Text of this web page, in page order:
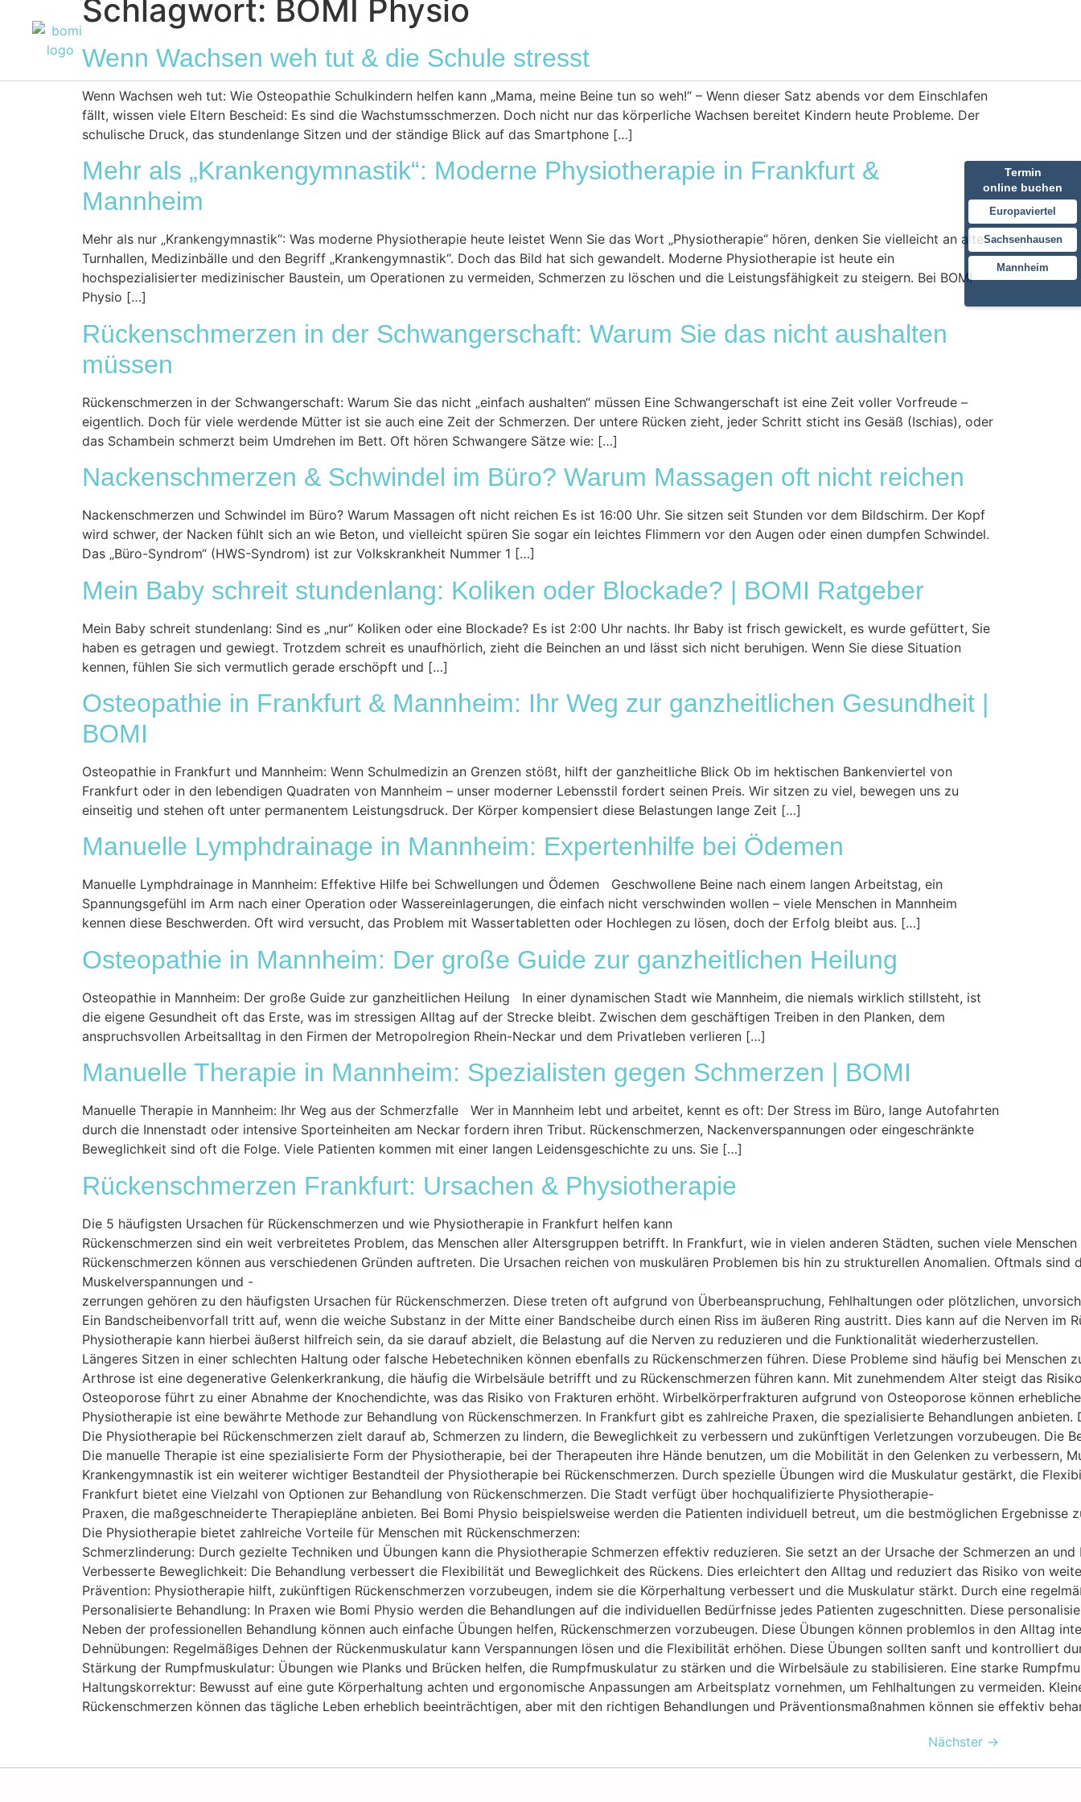
Termin
online buchen
Europaviertel
Sachsenhausen
Mannheim
Schlagwort: BOMI Physio
Wenn Wachsen weh tut & die Schule stresst
Wenn Wachsen weh tut: Wie Osteopathie Schulkindern helfen kann „Mama, meine Beine tun so weh!“ – Wenn dieser Satz abends vor dem Einschlafen
fällt, wissen viele Eltern Bescheid: Es sind die Wachstumsschmerzen. Doch nicht nur das körperliche Wachsen bereitet Kindern heute Probleme. Der
schulische Druck, das stundenlange Sitzen und der ständige Blick auf das Smartphone […]
Mehr als „Krankengymnastik“: Moderne Physiotherapie in Frankfurt &
Mannheim
Mehr als nur „Krankengymnastik“: Was moderne Physiotherapie heute leistet Wenn Sie das Wort „Physiotherapie“ hören, denken Sie vielleicht an alte
Turnhallen, Medizinbälle und den Begriff „Krankengymnastik“. Doch das Bild hat sich gewandelt. Moderne Physiotherapie ist heute ein
hochspezialisierter medizinischer Baustein, um Operationen zu vermeiden, Schmerzen zu löschen und die Leistungsfähigkeit zu steigern. Bei BOMI
Physio […]
Rückenschmerzen in der Schwangerschaft: Warum Sie das nicht aushalten
müssen
Rückenschmerzen in der Schwangerschaft: Warum Sie das nicht „einfach aushalten“ müssen Eine Schwangerschaft ist eine Zeit voller Vorfreude –
eigentlich. Doch für viele werdende Mütter ist sie auch eine Zeit der Schmerzen. Der untere Rücken zieht, jeder Schritt sticht ins Gesäß (Ischias), oder
das Schambein schmerzt beim Umdrehen im Bett. Oft hören Schwangere Sätze wie: […]
Nackenschmerzen & Schwindel im Büro? Warum Massagen oft nicht reichen
Nackenschmerzen und Schwindel im Büro? Warum Massagen oft nicht reichen Es ist 16:00 Uhr. Sie sitzen seit Stunden vor dem Bildschirm. Der Kopf
wird schwer, der Nacken fühlt sich an wie Beton, und vielleicht spüren Sie sogar ein leichtes Flimmern vor den Augen oder einen dumpfen Schwindel.
Das „Büro-Syndrom“ (HWS-Syndrom) ist zur Volkskrankheit Nummer 1 […]
Mein Baby schreit stundenlang: Koliken oder Blockade? | BOMI Ratgeber
Mein Baby schreit stundenlang: Sind es „nur“ Koliken oder eine Blockade? Es ist 2:00 Uhr nachts. Ihr Baby ist frisch gewickelt, es wurde gefüttert, Sie
haben es getragen und gewiegt. Trotzdem schreit es unaufhörlich, zieht die Beinchen an und lässt sich nicht beruhigen. Wenn Sie diese Situation
kennen, fühlen Sie sich vermutlich gerade erschöpft und […]
Osteopathie in Frankfurt & Mannheim: Ihr Weg zur ganzheitlichen Gesundheit |
BOMI
Osteopathie in Frankfurt und Mannheim: Wenn Schulmedizin an Grenzen stößt, hilft der ganzheitliche Blick Ob im hektischen Bankenviertel von
Frankfurt oder in den lebendigen Quadraten von Mannheim – unser moderner Lebensstil fordert seinen Preis. Wir sitzen zu viel, bewegen uns zu
einseitig und stehen oft unter permanentem Leistungsdruck. Der Körper kompensiert diese Belastungen lange Zeit […]
Manuelle Lymphdrainage in Mannheim: Expertenhilfe bei Ödemen
Manuelle Lymphdrainage in Mannheim: Effektive Hilfe bei Schwellungen und Ödemen Geschwollene Beine nach einem langen Arbeitstag, ein
Spannungsgefühl im Arm nach einer Operation oder Wassereinlagerungen, die einfach nicht verschwinden wollen – viele Menschen in Mannheim
kennen diese Beschwerden. Oft wird versucht, das Problem mit Wassertabletten oder Hochlegen zu lösen, doch der Erfolg bleibt aus. […]
Osteopathie in Mannheim: Der große Guide zur ganzheitlichen Heilung
Osteopathie in Mannheim: Der große Guide zur ganzheitlichen Heilung In einer dynamischen Stadt wie Mannheim, die niemals wirklich stillsteht, ist
die eigene Gesundheit oft das Erste, was im stressigen Alltag auf der Strecke bleibt. Zwischen dem geschäftigen Treiben in den Planken, dem
anspruchsvollen Arbeitsalltag in den Firmen der Metropolregion Rhein-Neckar und dem Privatleben verlieren […]
Manuelle Therapie in Mannheim: Spezialisten gegen Schmerzen | BOMI
Manuelle Therapie in Mannheim: Ihr Weg aus der Schmerzfalle Wer in Mannheim lebt und arbeitet, kennt es oft: Der Stress im Büro, lange Autofahrten
durch die Innenstadt oder intensive Sporteinheiten am Neckar fordern ihren Tribut. Rückenschmerzen, Nackenverspannungen oder eingeschränkte
Beweglichkeit sind oft die Folge. Viele Patienten kommen mit einer langen Leidensgeschichte zu uns. Sie […]
Rückenschmerzen Frankfurt: Ursachen & Physiotherapie
Die 5 häufigsten Ursachen für Rückenschmerzen und wie Physiotherapie in Frankfurt helfen kann
Rückenschmerzen sind ein weit verbreitetes Problem, das Menschen aller Altersgruppen betrifft. In Frankfurt, wie in vielen anderen Städten, suchen viele
Rückenschmerzen können aus verschiedenen Gründen auftreten. Die Ursachen reichen von muskulären Problemen bis hin zu strukturellen Anomalien. Oftmals
Muskelverspannungen und -
zerrungen gehören zu den häufigsten Ursachen für Rückenschmerzen. Diese treten oft aufgrund von Überbeanspruchung, Fehlhaltungen oder plötzlichen,
Ein Bandscheibenvorfall tritt auf, wenn die weiche Substanz in der Mitte einer Bandscheibe durch einen Riss im äußeren Ring austritt. Dies kann auf die Nerven
Physiotherapie kann hierbei äußerst hilfreich sein, da sie darauf abzielt, die Belastung auf die Nerven zu reduzieren und die Funktionalität wiederherzustellen.
Längeres Sitzen in einer schlechten Haltung oder falsche Hebetechniken können ebenfalls zu Rückenschmerzen führen. Diese Probleme sind häufig bei
Arthrose ist eine degenerative Gelenkerkrankung, die häufig die Wirbelsäule betrifft und zu Rückenschmerzen führen kann. Mit zunehmendem Alter steigt das
Osteoporose führt zu einer Abnahme der Knochendichte, was das Risiko von Frakturen erhöht. Wirbelkörperfrakturen aufgrund von Osteoporose können
Physiotherapie ist eine bewährte Methode zur Behandlung von Rückenschmerzen. In Frankfurt gibt es zahlreiche Praxen, die spezialisierte Behandlungen
Die Physiotherapie bei Rückenschmerzen zielt darauf ab, Schmerzen zu lindern, die Beweglichkeit zu verbessern und zukünftigen Verletzungen vorzubeugen.
Die manuelle Therapie ist eine spezialisierte Form der Physiotherapie, bei der Therapeuten ihre Hände benutzen, um die Mobilität in den Gelenken zu
Krankengymnastik ist ein weiterer wichtiger Bestandteil der Physiotherapie bei Rückenschmerzen. Durch spezielle Übungen wird die Muskulatur gestärkt, die
Frankfurt bietet eine Vielzahl von Optionen zur Behandlung von Rückenschmerzen. Die Stadt verfügt über hochqualifizierte Physiotherapie-
Praxen, die maßgeschneiderte Therapiepläne anbieten. Bei Bomi Physio beispielsweise werden die Patienten individuell betreut, um die bestmöglichen
Die Physiotherapie bietet zahlreiche Vorteile für Menschen mit Rückenschmerzen:
Schmerzlinderung: Durch gezielte Techniken und Übungen kann die Physiotherapie Schmerzen effektiv reduzieren. Sie setzt an der Ursache der Schmerzen an
Verbesserte Beweglichkeit: Die Behandlung verbessert die Flexibilität und Beweglichkeit des Rückens. Dies erleichtert den Alltag und reduziert das Risiko von
Prävention: Physiotherapie hilft, zukünftigen Rückenschmerzen vorzubeugen, indem sie die Körperhaltung verbessert und die Muskulatur stärkt. Durch eine
Personalisierte Behandlung: In Praxen wie Bomi Physio werden die Behandlungen auf die individuellen Bedürfnisse jedes Patienten zugeschnitten. Diese
Neben der professionellen Behandlung können auch einfache Übungen helfen, Rückenschmerzen vorzubeugen. Diese Übungen können problemlos in den
Dehnübungen: Regelmäßiges Dehnen der Rückenmuskulatur kann Verspannungen lösen und die Flexibilität erhöhen. Diese Übungen sollten sanft und kontrolliert
Stärkung der Rumpfmuskulatur: Übungen wie Planks und Brücken helfen, die Rumpfmuskulatur zu stärken und die Wirbelsäule zu stabilisieren. Eine starke
Haltungskorrektur: Bewusst auf eine gute Körperhaltung achten und ergonomische Anpassungen am Arbeitsplatz vornehmen, um Fehlhaltungen zu vermeiden.
Rückenschmerzen können das tägliche Leben erheblich beeinträchtigen, aber mit den richtigen Behandlungen und Präventionsmaßnahmen können sie effektiv
Nächster →